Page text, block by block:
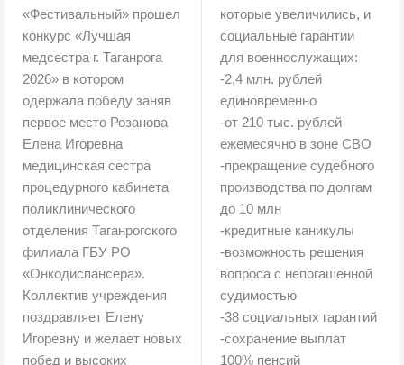
«Фестивальный» прошел
конкурс «Лучшая
медсестра г. Таганрога
2026» в котором
одержала победу заняв
первое место Розанова
Елена Игоревна
медицинская сестра
процедурного кабинета
поликлинического
отделения Таганрогского
филиала ГБУ РО
«Онкодиспансера».
Коллектив учреждения
поздравляет Елену
Игоревну и желает новых
побед и высоких
которые увеличились, и
социальные гарантии
для военнослужащих:
-2,4 млн. рублей
единовременно
-от 210 тыс. рублей
ежемесячно в зоне СВО
-прекращение судебного
производства по долгам
до 10 млн
-кредитные каникулы
-возможность решения
вопроса с непогашенной
судимостью
-38 социальных гарантий
-сохранение выплат
100% пенсий